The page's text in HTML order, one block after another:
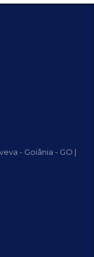
- Goiânia - GO |